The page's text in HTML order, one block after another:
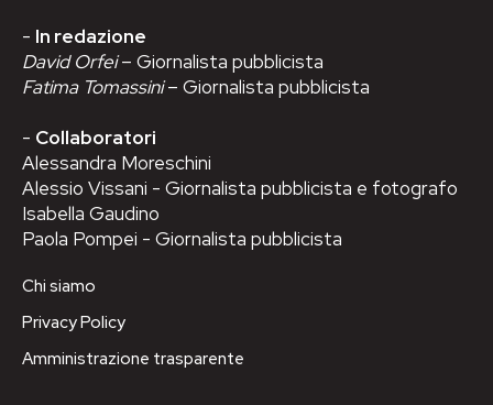
- In redazione
David Orfei– Giornalista pubblicista
Fatima Tomassini– Giornalista pubblicista
- Collaboratori
Alessandra Moreschini
Alessio Vissani - Giornalista pubblicista e fotografo
Isabella Gaudino
Paola Pompei - Giornalista pubblicista
Chi siamo
Privacy Policy
Amministrazione trasparente